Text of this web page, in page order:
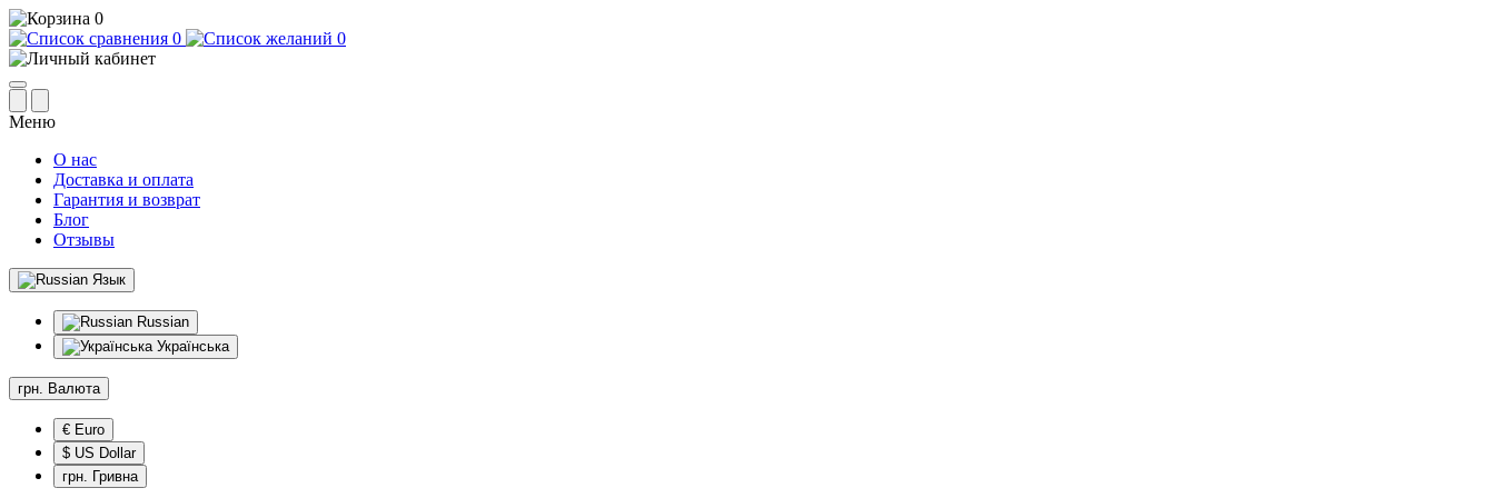
0
0
0
Меню
О нас
Доставка и оплата
Гарантия и возврат
Блог
Отзывы
Язык
Russian
Українська
грн. Валюта
€ Euro
$ US Dollar
грн. Гривна